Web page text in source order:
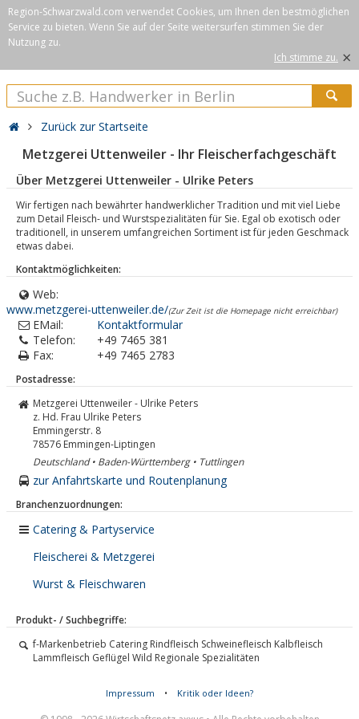
Region-Schwarzwald.com verwendet Cookies, um Ihnen den bestmöglichen
Service zu bieten. Wenn Sie auf der Seite weitersurfen stimmen Sie der
Nutzung zu.
Ich stimme zu. ×
Zurück zur Startseite
Metzgerei Uttenweiler - Ihr Fleischerfachgeschäft
Über Metzgerei Uttenweiler - Ulrike Peters
Wir fertigen nach bewährter handwerklicher Tradition und mit viel Liebe
zum Detail Fleisch- und Wurstspezialitäten für Sie. Egal ob exotisch oder
traditionell, in unserem umfangreichen Sortiment ist für jeden Geschmack
etwas dabei.
Kontaktmöglichkeiten:
Web:
www.metzgerei-uttenweiler.de/(Zur Zeit ist die Homepage nicht erreichbar)
EMail:
Kontaktformular
Telefon:
+49 7465 381
Fax:
+49 7465 2783
Postadresse:
Metzgerei Uttenweiler - Ulrike Peters
z. Hd. Frau Ulrike Peters
Emmingerstr. 8
78576 Emmingen-Liptingen
Deutschland • Baden-Württemberg • Tuttlingen
zur Anfahrtskarte und Routenplanung
Branchenzuordnungen:
Catering & Partyservice
Fleischerei & Metzgerei
Wurst & Fleischwaren
Produkt- / Suchbegriffe:
f-Markenbetrieb Catering Rindfleisch Schweinefleisch Kalbfleisch
Lammfleisch Geflügel Wild Regionale Spezialitäten
Impressum • Kritik oder Ideen?